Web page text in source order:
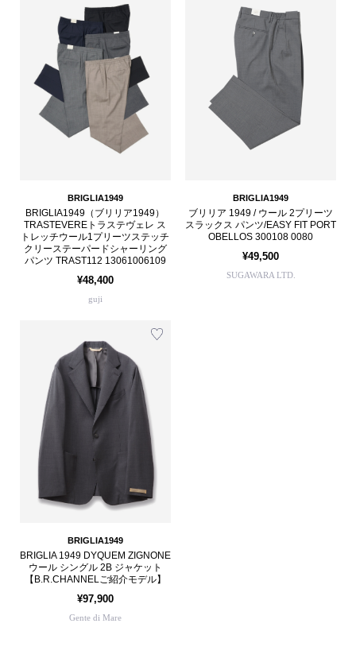
BRIGLIA1949
BRIGLIA1949（ブリリア1949）
TRASTEVEREトラステヴェレ ス
トレッチウール1プリーツステッチ
クリーステーパードシャーリング
パンツ TRAST112 13061006109
¥48,400
guji
BRIGLIA1949
ブリリア 1949 / ウール 2プリーツ
スラックス パンツ/EASY FIT PORT
OBELLOS 300108 0080
¥49,500
SUGAWARA LTD.
BRIGLIA1949
BRIGLIA 1949 DYQUEM ZIGNONE
ウール シングル 2B ジャケット
【B.R.CHANNELご紹介モデル】
¥97,900
Gente di Mare